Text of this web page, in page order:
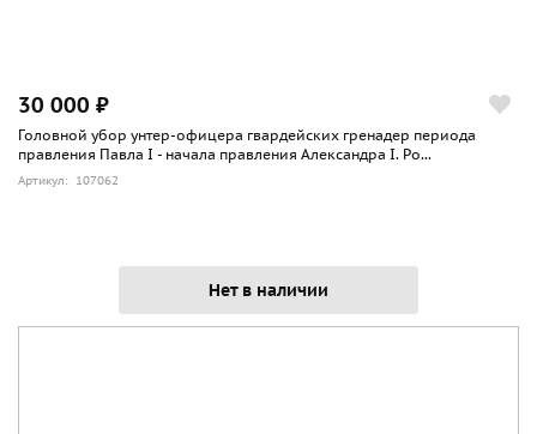
30 000 ₽
Головной убор унтер-офицера гвардейских гренадер периода
правления Павла I - начала правления Александра I. Ро...
Артикул: 107062
Нет в наличии